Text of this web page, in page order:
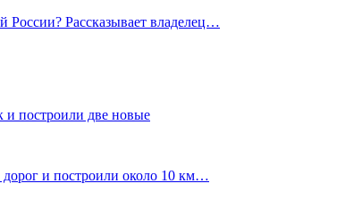
России? Рассказывает владелец…
и построили две новые
и построили около 10 км…